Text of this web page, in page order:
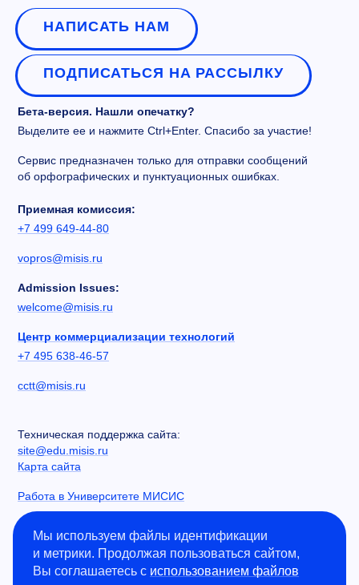
НАПИСАТЬ НАМ
ПОДПИСАТЬСЯ НА РАССЫЛКУ
Бета-версия. Нашли опечатку?
Выделите ее и нажмите Ctrl+Enter. Спасибо за участие!
Сервис предназначен только для отправки сообщений
об орфографических и пунктуационных ошибках.
Приемная комиссия:
+7 499 649-44-80
vopros@misis.ru
Admission Issues:
welcome@misis.ru
Центр коммерциализации технологий
+7 495 638-46-57
cctt@misis.ru
Техническая поддержка сайта:
site@edu.misis.ru
Карта сайта
Работа в Университете МИСИС
Сведения об образовательной организации
Информация о закупках
Противодействие коррупции
Мы используем файлы идентификации
и метрики. Продолжая пользоваться сайтом,
Вы соглашаетесь с использованием файлов